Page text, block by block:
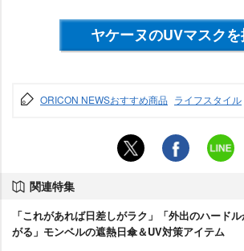
ヤケーヌのUVマスク
ORICON NEWSおすすめ商品 ライフスタイル
関連特集
「これがあれば日差しがラク」「外出のハード
がる」モンベルの遮熱日傘＆UV対策アイテム